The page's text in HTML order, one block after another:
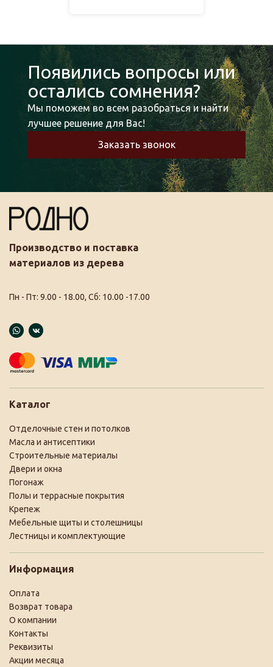
Появились вопросы или
остались сомнения?
Мы поможем во всем разобраться и найти
лучшее решение для Вас!
Заказать звонок
Производство и поставка
материалов из дерева
Пн - Пт: 9.00 - 18.00, Сб: 10.00 -17.00
Каталог
Отделочные стен и потолков
Масла и антисептики
Строительные материалы
Двери и окна
Погонаж
Полы и террасные покрытия
Крепеж
Мебельные щиты и столешницы
Лестницы и комплектующие
Информация
Оплата
Возврат товара
О компании
Контакты
Реквизиты
Акции месяца